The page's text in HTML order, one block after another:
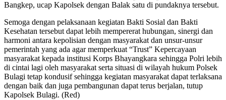
Bangkep, ucap Kapolsek dengan Balak satu di pundaknya tersebut.
Semoga dengan pelaksanaan kegiatan Bakti Sosial dan Bakti
Kesehatan tersebut dapat lebih mempererat hubungan, sinergi dan
harmoni antara kepolisian dengan masyarakat dan unsur-unsur
pemerintah yang ada agar memperkuat “Trust” Kepercayaan
masyarakat kepada institusi Korps Bhayangkara sehingga Polri lebih
di cintai lagi oleh masyarakat serta situasi di wilayah hukum Polsek
Bulagi tetap kondusif sehingga kegiatan masyarakat dapat terlaksana
dengan baik dan juga pembangunan dapat terus berjalan, tutup
Kapolsek Bulagi. (Red)